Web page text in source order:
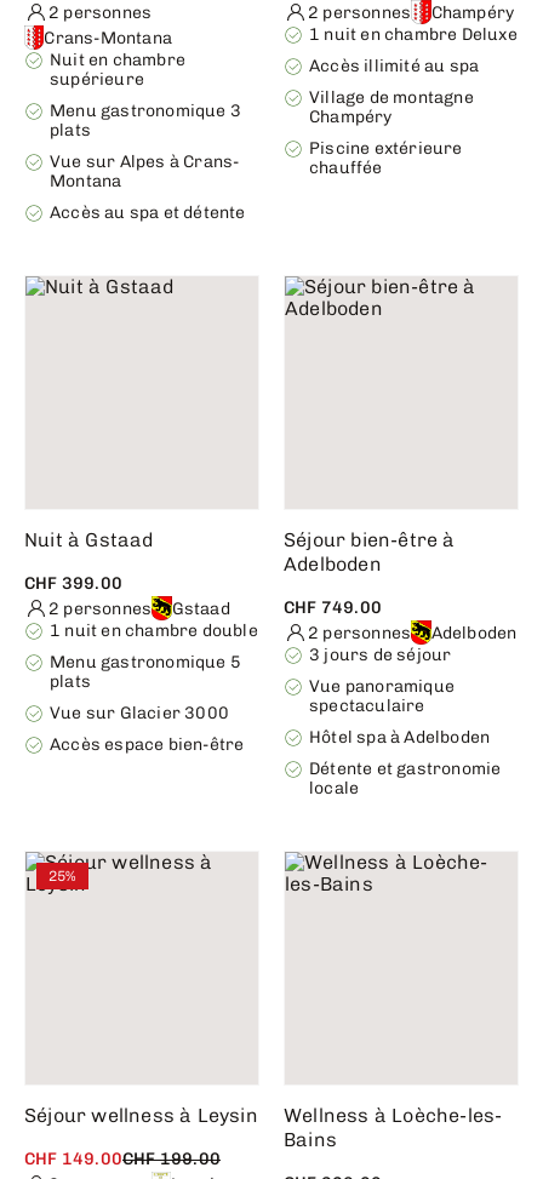
2 personnes
Crans-Montana
Nuit en chambre
supérieure
Menu gastronomique 3
plats
Vue sur Alpes à Crans-
Montana
Accès au spa et détente
2 personnes
Champéry
1 nuit en chambre Deluxe
Accès illimité au spa
Village de montagne
Champéry
Piscine extérieure
chauffée
Nuit à Gstaad
CHF 399.00
2 personnes
Gstaad
1 nuit en chambre double
Menu gastronomique 5
plats
Vue sur Glacier 3000
Accès espace bien-être
Séjour bien-être à
Adelboden
CHF 749.00
2 personnes
Adelboden
3 jours de séjour
Vue panoramique
spectaculaire
Hôtel spa à Adelboden
Détente et gastronomie
locale
25%
Séjour wellness à Leysin
CHF 149.00CHF 199.00
Wellness à Loèche-les-
Bains